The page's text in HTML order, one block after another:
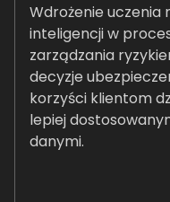
Wdrożenie uczenia
inteligencji w
zarządzania
decyzje
korzyści klientom
lepiej
danymi.